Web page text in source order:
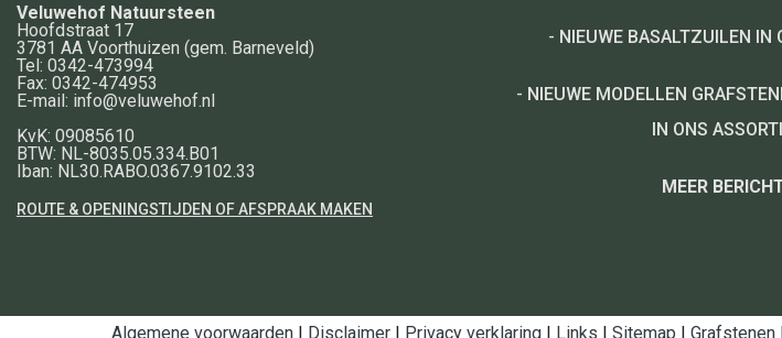
Veluwehof Natuursteen
Hoofdstraat 17
3781 AA Voorthuizen (gem. Barneveld)
Tel: 0342-473994
Fax: 0342-474953
E-mail: info@veluwehof.nl
KvK: 09085610
BTW: NL-8035.05.334.B01
Iban: NL30.RABO.0367.9102.33
ROUTE & OPENINGSTIJDEN OF AFSPRAAK MAKEN
- NIEUWE BASALTZUILEN IN
- NIEUWE MODELLEN
IN ONS
MEER
Algemene voorwaarden | Disclaimer | Privacy verklaring | Links | Sitemap | Grafstenen